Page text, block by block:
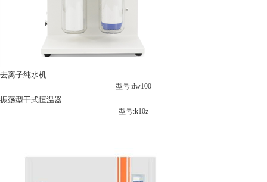
去离子纯水机
型号:dw100
振荡型干式恒温器
型号:k10z